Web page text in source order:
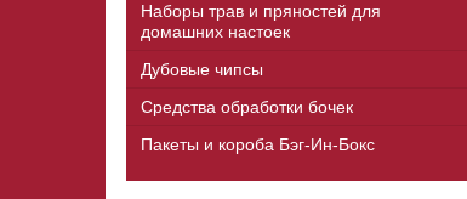
Наборы трав и пряностей для
домашних настоек
Дубовые чипсы
Средства обработки бочек
Пакеты и короба Бэг-Ин-Бокс